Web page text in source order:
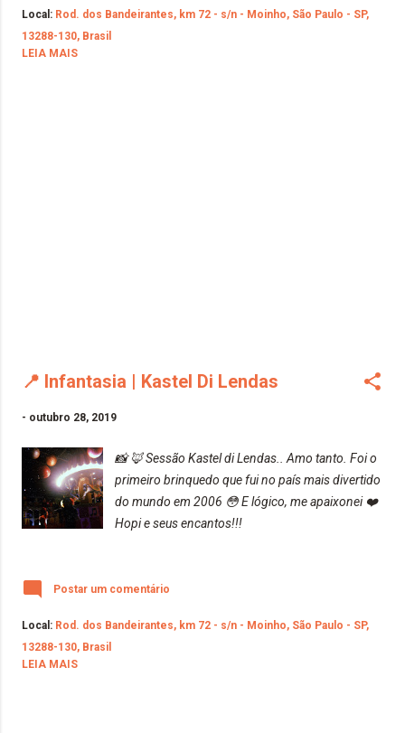
Local: Rod. dos Bandeirantes, km 72 - s/n - Moinho, São Paulo - SP,
13288-130, Brasil
LEIA MAIS
📍 Infantasia | Kastel Di Lendas
- outubro 28, 2019
📸 🦊 Sessão Kastel di Lendas.. Amo tanto. Foi o
primeiro brinquedo que fui no país mais divertido
do mundo em 2006 😳 E lógico, me apaixonei ❤️
Hopi e seus encantos!!!
Postar um comentário
Local: Rod. dos Bandeirantes, km 72 - s/n - Moinho, São Paulo - SP,
13288-130, Brasil
LEIA MAIS